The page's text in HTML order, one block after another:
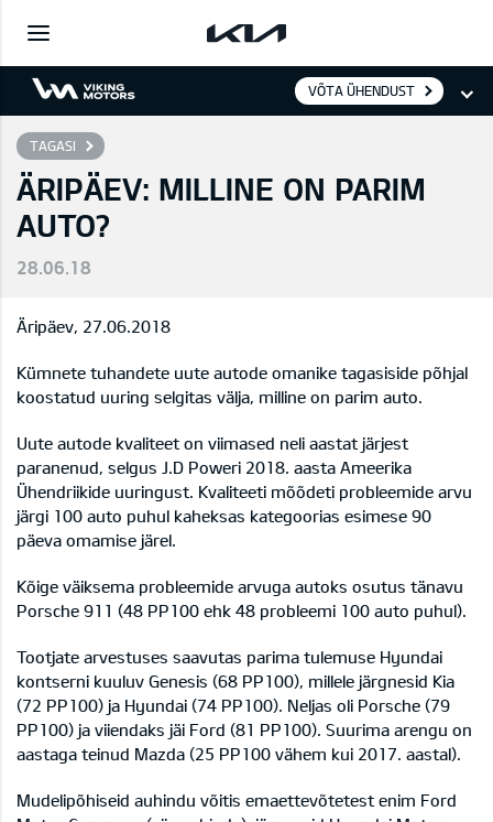
VÕTA ÜHENDUST
TAGASI
ÄRIPÄEV: MILLINE ON PARIM
AUTO?
28.06.18
Äripäev, 27.06.2018
Kümnete tuhandete uute autode omanike tagasiside põhjal
koostatud uuring selgitas välja, milline on parim auto.
Uute autode kvaliteet on viimased neli aastat järjest
paranenud, selgus J.D Poweri 2018. aasta Ameerika
Ühendriikide uuringust. Kvaliteeti mõõdeti probleemide arvu
järgi 100 auto puhul kaheksas kategoorias esimese 90
päeva omamise järel.
Kõige väiksema probleemide arvuga autoks osutus tänavu
Porsche 911 (48 PP100 ehk 48 probleemi 100 auto puhul).
Tootjate arvestuses saavutas parima tulemuse Hyundai
kontserni kuuluv Genesis (68 PP100), millele järgnesid Kia
(72 PP100) ja Hyundai (74 PP100). Neljas oli Porsche (79
PP100) ja viiendaks jäi Ford (81 PP100). Suurima arengu on
aastaga teinud Mazda (25 PP100 vähem kui 2017. aastal).
Mudelipõhiseid auhindu võitis emaettevõtetest enim Ford